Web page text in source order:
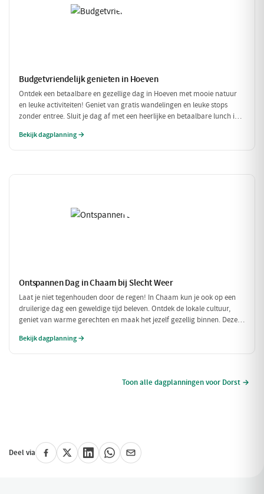
Budgetvriendelijk genieten in Hoeven
Ontdek een betaalbare en gezellige dag in Hoeven met mooie natuur
en leuke activiteiten! Geniet van gratis wandelingen en leuke stops
zonder entree. Sluit je dag af met een heerlijke en betaalbare lunch in
Bekijk dagplanning →
Ontspannen Dag in Chaam bij Slecht Weer
Laat je niet tegenhouden door de regen! In Chaam kun je ook op een
druilerige dag een geweldige tijd beleven. Ontdek de lokale cultuur,
geniet van warme gerechten en maak het jezelf gezellig binnen. Deze
wilt genieten van alles wat Chaam te bieden heeft.
Bekijk dagplanning →
Toon alle dagplanningen voor Dorst →
Deel via